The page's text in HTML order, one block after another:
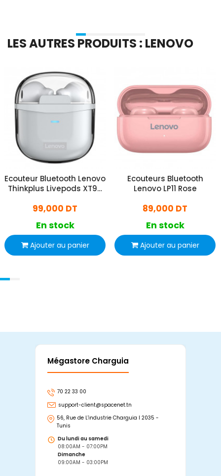
LES AUTRES PRODUITS : LENOVO
Ecouteur Bluetooth Lenovo
Thinkplus Livepods XT96
99,000 DT
En stock
Ajouter au panier
Ecouteurs Bluetooth
Lenovo LP11 Rose
89,000 DT
En stock
Ajouter au panier
Mégastore Charguia
70 22 33 00
support-client@spacenet.tn
56, Rue de L'industrie Charguia I 2035 -
Tunis
Du lundi au samedi
08:00AM - 07:00PM
Dimanche
09:00AM - 03:00PM